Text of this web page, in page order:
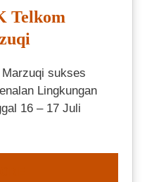
Telkom
Marzuqi sukses
Lingkungan
16 – 17 Juli